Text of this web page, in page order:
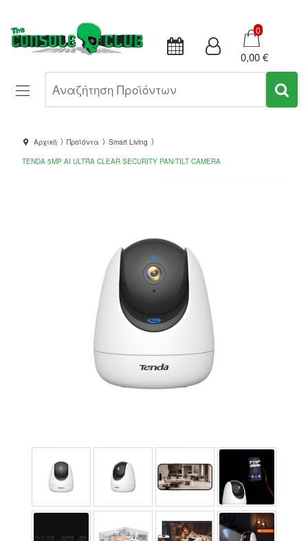
Καλάθι
0
0,00 €
Αρχική Προϊόντα
Smart Living
TENDA 5MP AI ULTRA CLEAR SECURITY PAN/TILT CAMERA